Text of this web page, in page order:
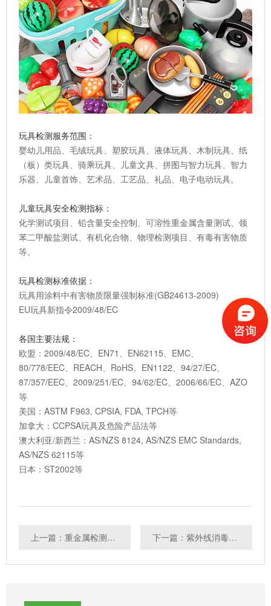
玩具检测服务范围：
婴幼儿用品、毛绒玩具、塑胶玩具、液体玩具、木制玩具、纸
（板）类玩具、骑乘玩具、儿童文具、拼图与智力玩具、智力
乐器、儿童首饰、艺术品、工艺品、礼品、电子电动玩具。
儿童玩具安全检测指标：
化学测试项目、铅含量安全控制、可溶性重金属含量测试、领
苯二甲酸盐测试、有机化合物、物理检测项目、有毒有害物质
等。
玩具检测标准依据 ：
玩具用涂料中有害物质限量强制标准(GB24613-2009)
EU玩具新指令2009/48/EC
各国主要法规 ：
欧盟：2009/48/EC、EN71、EN62115、EMC、
80/778/EEC、REACH、RoHS、EN1122、94/27/EC、
87/357/EEC、2009/251/EC、94/62/EC、2006/66/EC、AZO
等
美国：ASTM F963, CPSIA, FDA, TPCH等
加拿大：CCPSA玩具及危险产品法等
澳大利亚/新西兰：AS/NZS 8124, AS/NZS EMC Standards,
AS/NZS 62115等
日本：ST2002等
上一篇：重金属检测常见的方法 下一篇：紫外线消毒机检测